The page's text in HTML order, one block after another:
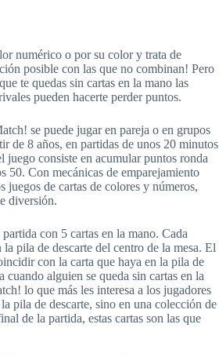
numérico o por su color y trata de
posible con las que no combinan! Pero
te quedas sin cartas en la mano las
pueden hacerte perder puntos.
se puede jugar en pareja o en grupos
de 8 años, en partidas de unos 20 minutos
consiste en acumular puntos ronda
50. Con mecánicas de emparejamiento
juegos de cartas de colores y números,
diversión.
con 5 cartas en la mano. Cada
pila de descarte del centro de la mesa. El
con la carta que haya en la pila de
cuando alguien se queda sin cartas en la
lo que más les interesa a los jugadores
pila de descarte, sino en una colección de
de la partida, estas cartas son las que